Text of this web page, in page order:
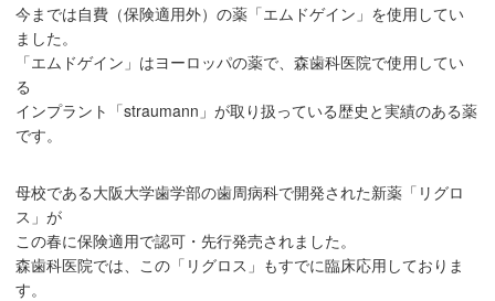
今までは自費（保険適用外）の薬「エムドゲイン」を使用してい
ました。
「エムドゲイン」はヨーロッパの薬で、森歯科医院で使用してい
る
インプラント「straumann」が取り扱っている歴史と実績のある薬
です。
母校である大阪大学歯学部の歯周病科で開発された新薬「リグロ
ス」が
この春に保険適用で認可・先行発売されました。
森歯科医院では、この「リグロス」もすでに臨床応用しておりま
す。